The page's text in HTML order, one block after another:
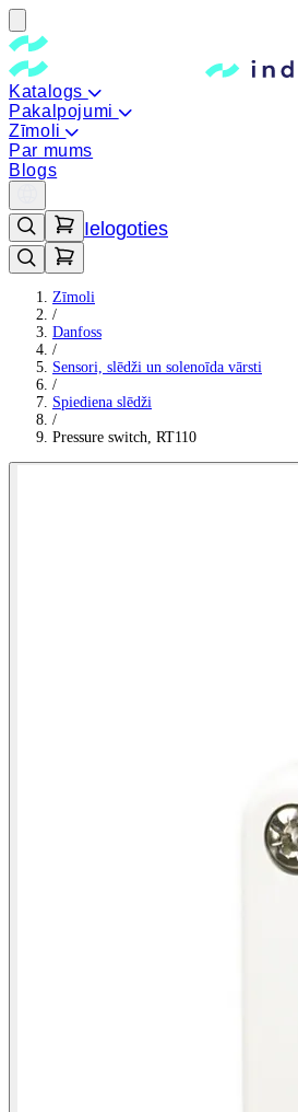
Katalogs
Pakalpojumi
Zīmoli
Par mums
Blogs
Ielogoties
Zīmoli
/
Danfoss
/
Sensori, slēdži un solenoīda vārsti
/
Spiediena slēdži
/
Pressure switch, RT110